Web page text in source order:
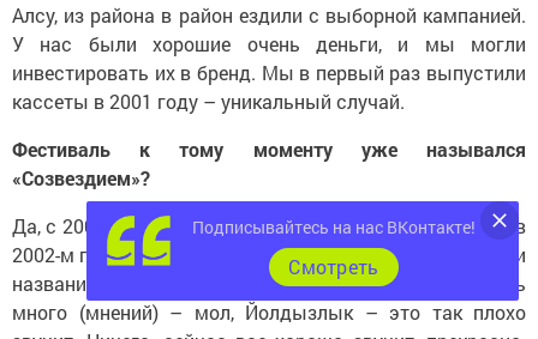
Алсу, из района в район ездили с выборной кампанией.
У нас были хорошие очень деньги, и мы могли
инвестировать их в бренд. Мы в первый раз выпустили
кассеты в 2001 году – уникальный случай.
Фестиваль к тому моменту уже назывался
«Созвездием»?
Да, с 2000-го года мы приняли такое решение. А когда в
2002-м году он стал республиканским, мы долго искали
название, и он стал «Йолдызлык». Притом, было очень
много (мнений) – мол, Йолдызлык – это так плохо
Подписывайтесь на нас ВКонтакте!
Cмотреть